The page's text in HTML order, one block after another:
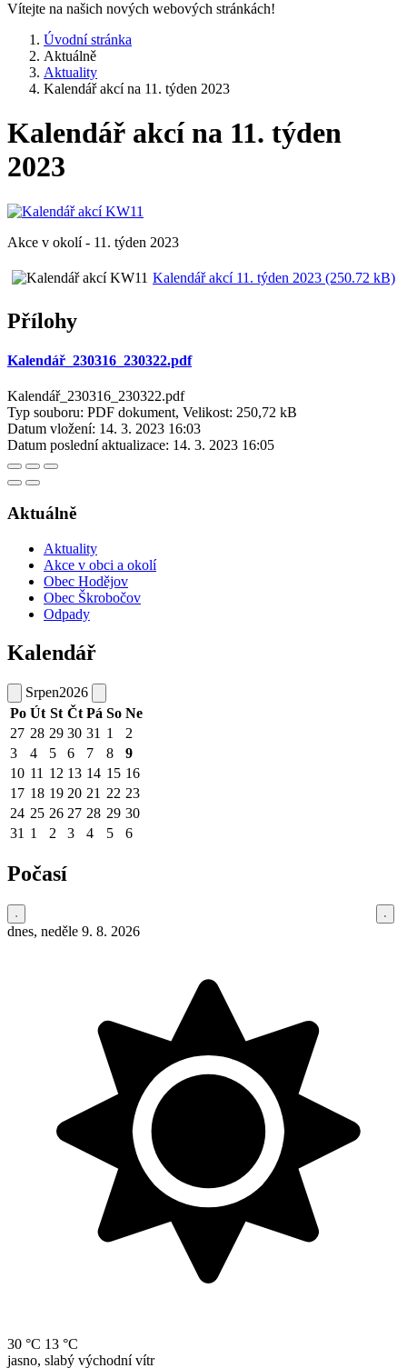
Vítejte na našich nových webových stránkách!
Úvodní stránka
Aktuálně
Aktuality
Kalendář akcí na 11. týden 2023
Kalendář akcí na 11. týden
2023
Akce v okolí - 11. týden 2023
Kalendář akcí 11. týden 2023 (250.72 kB)
Přílohy
Kalendář_230316_230322.pdf
Kalendář_230316_230322.pdf
Typ souboru: PDF dokument, Velikost: 250,72 kB
Datum vložení: 14. 3. 2023 16:03
Datum poslední aktualizace: 14. 3. 2023 16:05
Aktuálně
Aktuality
Akce v obci a okolí
Obec Hodějov
Obec Škrobočov
Odpady
Kalendář
Srpen2026
Po Út St Čt Pá So Ne
27 28 29 30 31 1
2
3
4 5 6 7 8
9
10 11 12 13 14 15 16
17 18 19 20 21 22 23
24 25 26 27 28 29 30
31 1 2 3 4 5 6
Počasí
dnes, neděle 9. 8. 2026
30 °C 13 °C
jasno, slabý východní vítr